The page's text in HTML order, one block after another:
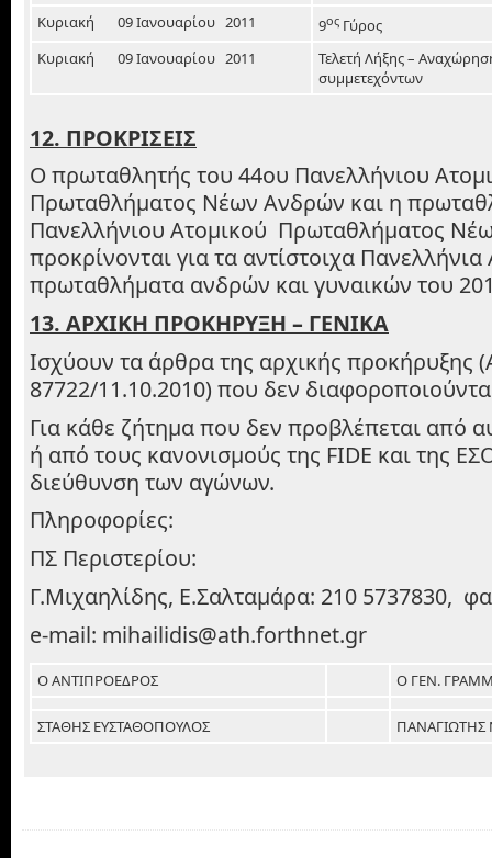
Κυριακή 09 Ιανουαρίου 2011
9ος Γύρος
Κυριακή 09 Ιανουαρίου 2011
Τελετή Λήξης –
συμμετεχόντων
12. ΠΡΟΚΡΙΣΕΙΣ
Ο πρωταθλητής του 44ου Πανελλήνιου
Πρωταθλήματος Νέων Ανδρών και η
Πανελλήνιου Ατομικού Πρωταθλήματος
προκρίνονται για τα αντίστοιχα Πανελλήνια
πρωταθλήματα ανδρών και γυναικών του
13. ΑΡΧΙΚΗ ΠΡΟΚΗΡΥΞΗ – ΓΕΝΙΚΑ
Ισχύουν τα άρθρα της αρχικής προκήρυξης
87722/11.10.2010) που δεν
Για κάθε ζήτημα που δεν προβλέπεται από
ή από τους κανονισμούς της FIDE και της
διεύθυνση των αγώνων.
Πληροφορίες:
ΠΣ Περιστερίου:
Γ.Μιχαηλίδης, Ε.Σαλταμάρα: 210 5737830,
e-mail: mihailidis@ath.forthnet.gr
Ο ΑΝΤΙΠΡΟΕΔΡΟΣ Ο ΓΕΝ.
ΣΤΑΘΗΣ ΕΥΣΤΑΘΟΠΟΥΛΟΣ